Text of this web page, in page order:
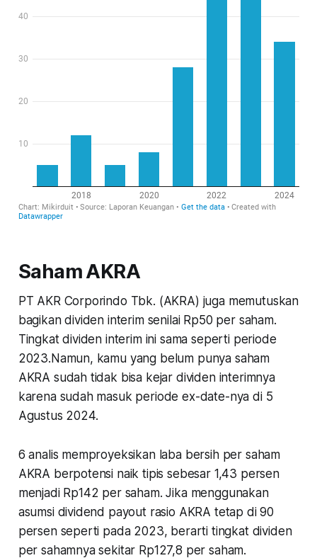
Saham AKRA
PT AKR Corporindo Tbk. (AKRA) juga memutuskan
bagikan dividen interim senilai Rp50 per saham.
Tingkat dividen interim ini sama seperti periode
2023.Namun, kamu yang belum punya saham
AKRA sudah tidak bisa kejar dividen interimnya
karena sudah masuk periode ex-date-nya di 5
Agustus 2024.
6 analis memproyeksikan laba bersih per saham
AKRA berpotensi naik tipis sebesar 1,43 persen
menjadi Rp142 per saham. Jika menggunakan
asumsi dividend payout rasio AKRA tetap di 90
persen seperti pada 2023, berarti tingkat dividen
per sahamnya sekitar Rp127,8 per saham.